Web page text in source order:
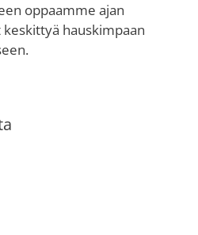
oppaamme ajan
hauskimpaan